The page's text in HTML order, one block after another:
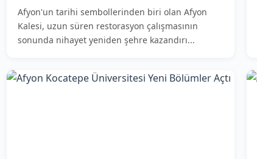
Afyon'un tarihi sembollerinden biri olan Afyon
Kalesi, uzun süren restorasyon çalışmasının
sonunda nihayet yeniden şehre kazandırı...